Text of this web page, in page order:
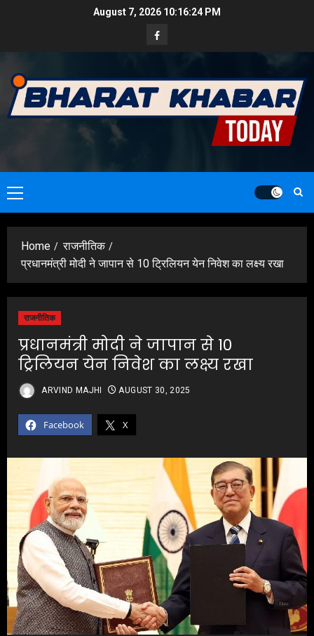
August 7, 2026 10:16:25 PM
Facebook
Primary
Menu
Home
राजनीतिक
प्रधानमंत्री मोदी ने जापान से 10 ट्रिलियन येन निवेश का लक्ष्य रखा
राजनीतिक
प्रधानमंत्री मोदी ने जापान से 10
ट्रिलियन येन निवेश का लक्ष्य रखा
Facebook X
ARVIND MAJHI AUGUST 30, 2025